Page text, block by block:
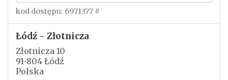
kod dostępu: 6971377 #
Łódź - Złotnicza
Złotnicza 10
91-804 Łódź
Polska